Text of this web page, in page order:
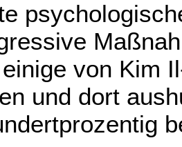
von Kim
und dort